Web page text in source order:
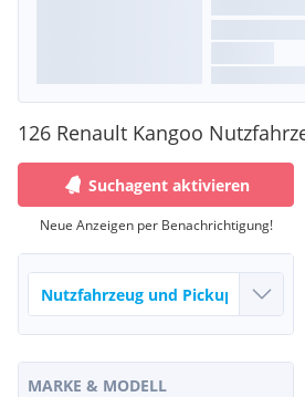
126 Renault Kangoo
Suchagent aktivieren
Neue Anzeigen per Benachrichtigung!
MARKE & MODELL